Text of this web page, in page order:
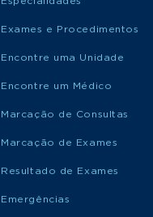
Exames e Procedimentos
Encontre uma Unidade
Encontre um Médico
Marcação de Consultas
Marcação de Exames
Resultado de Exames
Emergências